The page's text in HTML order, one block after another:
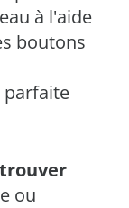
à l'aide
boutons
parfaite
ou